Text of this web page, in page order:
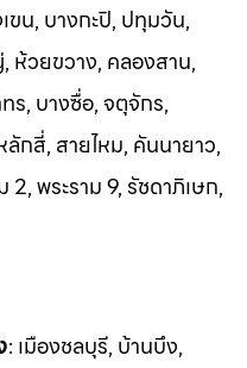
ขน, บางกะปิ, ปทุมวัน,
ห้วยขวาง, คลองสาน,
, บางซื่อ, จตุจักร,
กสี่, สายไหม, คันนายาว,
พระราม 9, รัชดาภิเษก,
: เมืองชลบุรี, บ้านบึง,